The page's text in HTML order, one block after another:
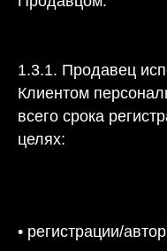
1.3.1. Продавец
Клиентом
всего срока
целях:
• регистрации/